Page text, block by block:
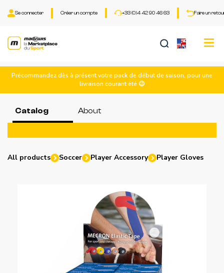
+33 (0)4 42 90 46 63 Faire un
Créer un compte
Se connecter
Précommandez dès à présent votre pack de début de saison, pour une
livraison courant été 😉
Catalog About
All products Soccer Player Accessory Player Gloves